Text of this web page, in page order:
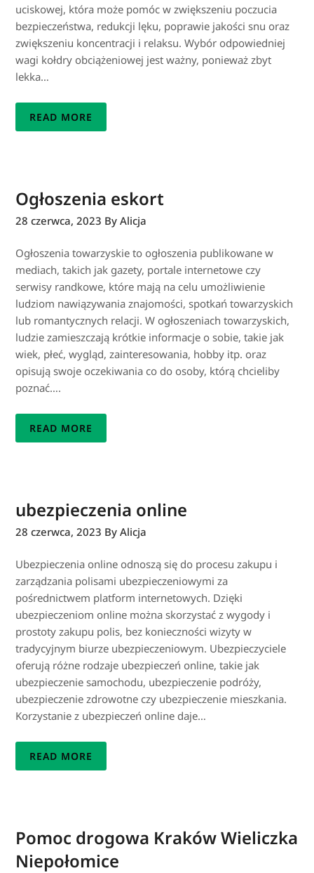
uciskowej, która może pomóc w zwiększeniu poczucia
bezpieczeństwa, redukcji lęku, poprawie jakości snu oraz
zwiększeniu koncentracji i relaksu. Wybór odpowiedniej
wagi kołdry obciążeniowej jest ważny, ponieważ zbyt
lekka…
READ MORE
Ogłoszenia eskort
28 czerwca, 2023 By Alicja
Ogłoszenia towarzyskie to ogłoszenia publikowane w
mediach, takich jak gazety, portale internetowe czy
serwisy randkowe, które mają na celu umożliwienie
ludziom nawiązywania znajomości, spotkań towarzyskich
lub romantycznych relacji. W ogłoszeniach towarzyskich,
ludzie zamieszczają krótkie informacje o sobie, takie jak
wiek, płeć, wygląd, zainteresowania, hobby itp. oraz
opisują swoje oczekiwania co do osoby, którą chcieliby
poznać….
READ MORE
ubezpieczenia online
28 czerwca, 2023 By Alicja
Ubezpieczenia online odnoszą się do procesu zakupu i
zarządzania polisami ubezpieczeniowymi za
pośrednictwem platform internetowych. Dzięki
ubezpieczeniom online można skorzystać z wygody i
prostoty zakupu polis, bez konieczności wizyty w
tradycyjnym biurze ubezpieczeniowym. Ubezpieczyciele
oferują różne rodzaje ubezpieczeń online, takie jak
ubezpieczenie samochodu, ubezpieczenie podróży,
ubezpieczenie zdrowotne czy ubezpieczenie mieszkania.
Korzystanie z ubezpieczeń online daje…
READ MORE
Pomoc drogowa Kraków Wieliczka
Niepołomice